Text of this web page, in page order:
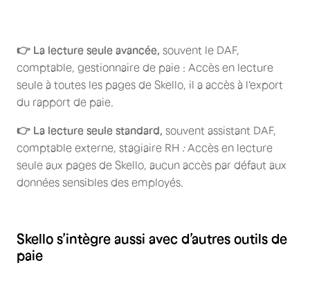
👉 La lecture seule avancée, souvent le DAF,
comptable, gestionnaire de paie : Accès en lecture
seule à toutes les pages de Skello, il a accès à l'export
du rapport de paie.
👉 La lecture seule standard, souvent assistant DAF,
comptable externe, stagiaire RH :Accès en lecture
seule aux pages de Skello, aucun accès par défaut aux
données sensibles des employés.
Skello s’intègre aussi avec d’autres outils de
paie